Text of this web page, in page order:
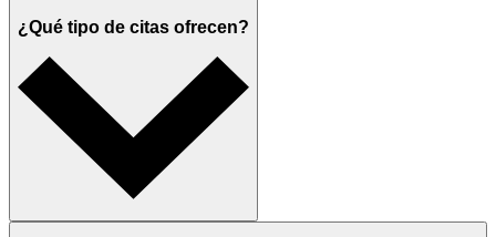
¿Qué tipo de citas ofrecen?